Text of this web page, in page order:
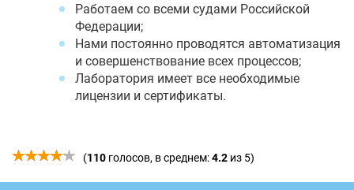
Работаем со всеми судами Российской
Федерации;
Нами постоянно проводятся автоматизация
и совершенствование всех процессов;
Лаборатория имеет все необходимые
лицензии и сертификаты.
(110 голосов, в среднем:4.2 из 5)